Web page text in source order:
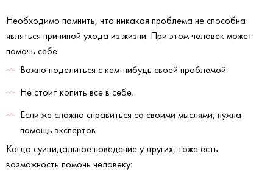
Необходимо помнить, что никакая проблема не способна
являться причиной ухода из жизни. При этом человек может
помочь себе:
Важно поделиться с кем-нибудь своей проблемой.
Не стоит копить все в себе.
Если же сложно справиться со своими мыслями, нужна
помощь экспертов.
Когда суицидальное поведение у других, тоже есть
возможность помочь человеку: